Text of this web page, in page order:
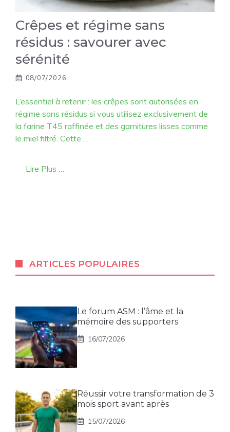
Crêpes et régime sans
résidus : savourer avec
sérénité
08/07/2026
L’essentiel à retenir : les crêpes sont autorisées en
régime sans résidus si vous utilisez exclusivement de
la farine T45 raffinée et des garnitures lisses comme
le miel filtré. Cette …
Lire Plus …
ARTICLES POPULAIRES
Le forum ASM : l’âme et la
mémoire des supporters
16/07/2026
Réussir votre transformation de 3
mois sport avant après
15/07/2026